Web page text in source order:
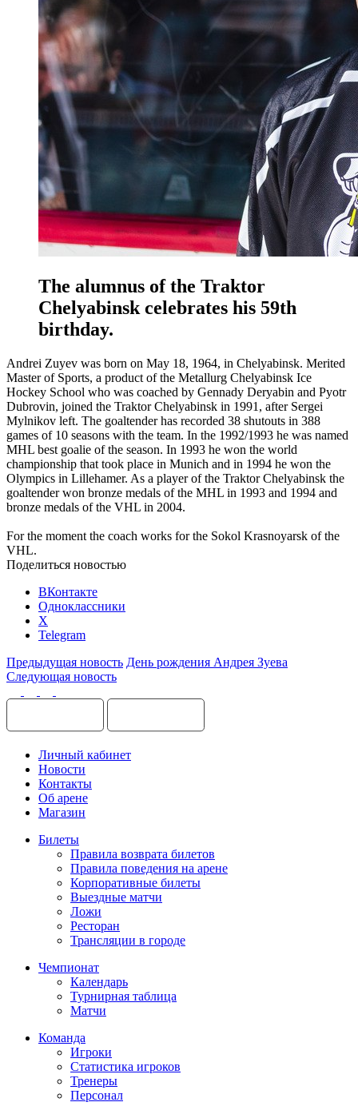
The alumnus of the Traktor
Chelyabinsk celebrates his 59th
birthday.
Andrei Zuyev was born on May 18, 1964, in Chelyabinsk. Merited
Master of Sports, a product of the Metallurg Chelyabinsk Ice
Hockey School who was coached by Gennady Deryabin and Pyotr
Dubrovin, joined the Traktor Chelyabinsk in 1991, after Sergei
Mylnikov left. The goaltender has recorded 38 shutouts in 388
games of 10 seasons with the team. In the 1992/1993 he was named
MHL best goalie of the season. In 1993 he won the world
championship that took place in Munich and in 1994 he won the
Olympics in Lillehamer. As a player of the Traktor Chelyabinsk the
goaltender won bronze medals of the MHL in 1993 and 1994 and
bronze medals of the VHL in 2004.
For the moment the coach works for the Sokol Krasnoyarsk of the
VHL.
Поделиться новостью
ВКонтакте
Одноклассники
X
Telegram
Предыдущая новость День рождения Андрея Зуева
Следующая новость
Личный кабинет
Новости
Контакты
Об арене
Магазин
Билеты
Правила возврата билетов
Правила поведения на арене
Корпоративные билеты
Выездные матчи
Ложи
Ресторан
Трансляции в городе
Чемпионат
Календарь
Турнирная таблица
Матчи
Команда
Игроки
Статистика игроков
Тренеры
Персонал